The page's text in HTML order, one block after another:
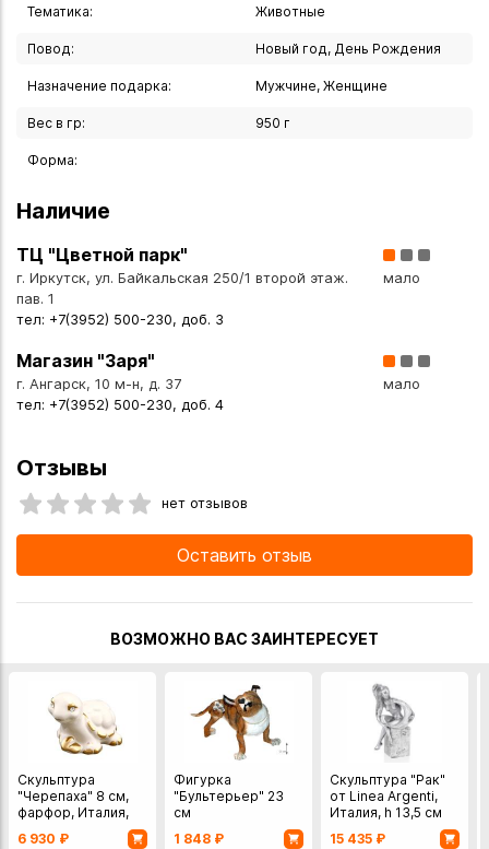
Тематика: Животные
Повод: Новый год, День Рождения
Назначение подарка: Мужчине, Женщине
Вес в гр: 950 г
Форма:
Наличие
ТЦ "Цветной парк"
г. Иркутск, ул. Байкальская 250/1 второй этаж.
пав. 1
тел: +7(3952) 500-230, доб. 3
мало
Магазин "Заря"
г. Ангарск, 10 м-н, д. 37
тел: +7(3952) 500-230, доб. 4
мало
Отзывы
нет отзывов
Оставить отзыв
ВОЗМОЖНО ВАС ЗАИНТЕРЕСУЕТ
Скульптура
"Черепаха" 8 см,
фарфор, Италия,
6 930 ₽
Фигурка
"Бультерьер" 23
см
Великобритания
1 848 ₽
Скульптура "Рак"
от Linea Argenti,
Италия, h 13,5 см
15 435 ₽